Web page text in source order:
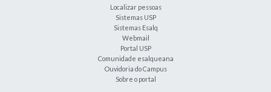
Localizar pessoas
Sistemas USP
Sistemas Esalq
Webmail
Portal USP
Comunidade esalqueana
Ouvidoria do Campus
Sobre o portal